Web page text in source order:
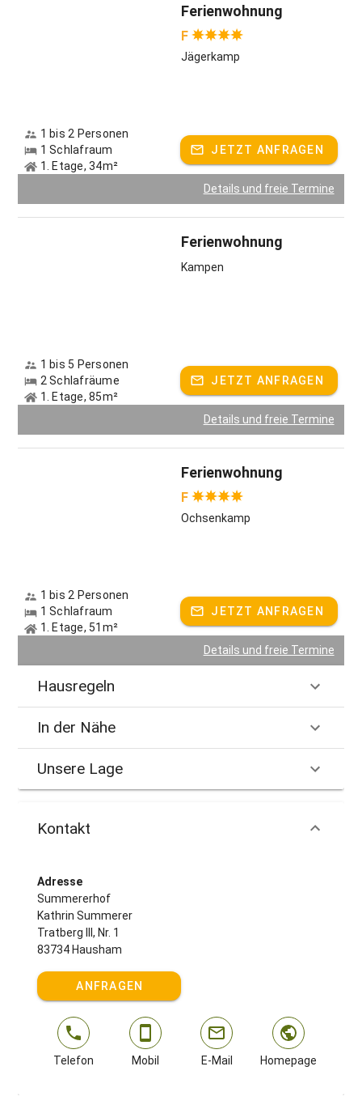
Ferienwohnung
F
Jägerkamp
1 bis 2 Personen
1 Schlafraum
1. Etage, 34m²
JETZT ANFRAGEN
Details und freie Termine
Ferienwohnung
Kampen
1 bis 5 Personen
2 Schlafräume
1. Etage, 85m²
JETZT ANFRAGEN
Details und freie Termine
Ferienwohnung
F
Ochsenkamp
1 bis 2 Personen
1 Schlafraum
1. Etage, 51m²
JETZT ANFRAGEN
Details und freie Termine
Hausregeln
In der Nähe
Unsere Lage
Kontakt
Adresse
Summererhof
Kathrin Summerer
Tratberg III, Nr. 1
83734 Hausham
ANFRAGEN
Telefon Mobil E-Mail Homepage